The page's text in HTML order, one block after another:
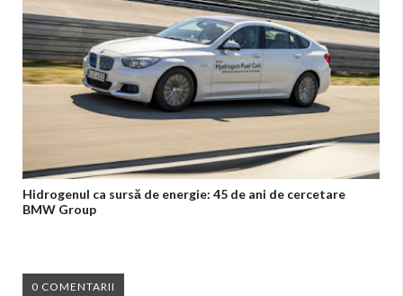
Hidrogenul ca sursă de energie: 45 de ani de cercetare
BMW Group
0 COMENTARII